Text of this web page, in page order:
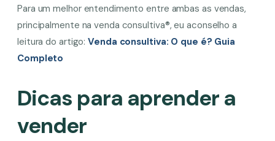
Para um melhor entendimento entre ambas as vendas,
principalmente na venda consultiva®, eu aconselho a
leitura do artigo:Venda consultiva: O que é? Guia
Completo
Dicas para aprender a
vender